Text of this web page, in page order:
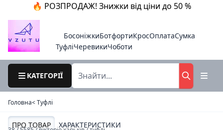
🔥 РОЗПРОДАЖ! Знижки від ціни до 50 %
БосоніжкиБотфортиКросОплатаСумка
ТуфліЧеревикиЧоботи
КАТЕГОРІЇ
Головна< Туфлі
ПРО ТОВАР ХАРАКТЕРИСТИКИ